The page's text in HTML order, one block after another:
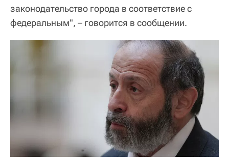
законодательство города в соответствие с
федеральным", – говорится в сообщении.